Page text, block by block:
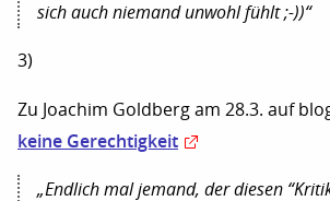
sich auch niemand unwohl fühlt ;-))“
3)
Zu Joachim Goldberg am 28.3. auf
keine Gerechtigkeit
„Endlich mal jemand, der diesen